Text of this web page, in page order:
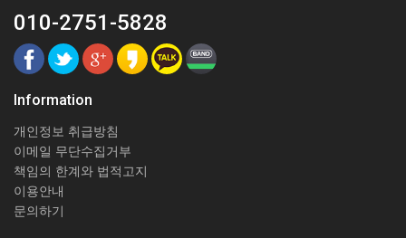
010-2751-5828
Information
개인정보 취급방침
이메일 무단수집거부
책임의 한계와 법적고지
이용안내
문의하기